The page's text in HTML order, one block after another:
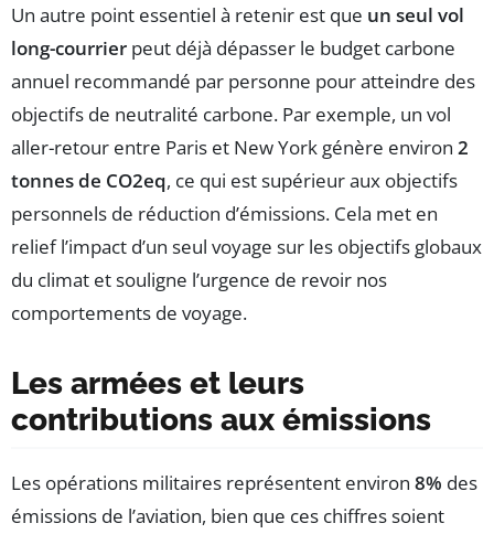
Un autre point essentiel à retenir est que un seul vol
long-courrier peut déjà dépasser le budget carbone
annuel recommandé par personne pour atteindre des
objectifs de neutralité carbone. Par exemple, un vol
aller-retour entre Paris et New York génère environ 2
tonnes de CO2eq, ce qui est supérieur aux objectifs
personnels de réduction d’émissions. Cela met en
relief l’impact d’un seul voyage sur les objectifs globaux
du climat et souligne l’urgence de revoir nos
comportements de voyage.
Les armées et leurs
contributions aux émissions
Les opérations militaires représentent environ 8% des
émissions de l’aviation, bien que ces chiffres soient